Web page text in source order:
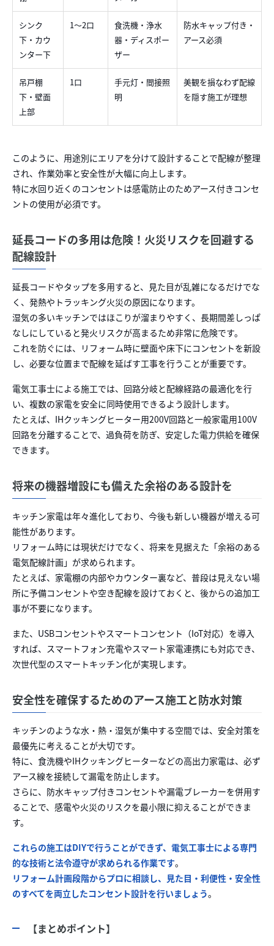
シンク
下・カウ
ンター下
1〜2口
食洗機・浄水
器・ディスポー
ザー
防水キャップ付き・
アース必須
吊戸棚
下・壁面
上部
1口
手元灯・間接照
明
美観を損なわず配線
を隠す施工が理想
このように、用途別にエリアを分けて設計することで配線が整理
され、作業効率と安全性が大幅に向上します。
特に水回り近くのコンセントは感電防止のためアース付きコンセ
ントの使用が必須です。
延長コードの多用は危険！火災リスクを回避する
配線設計
延長コードやタップを多用すると、見た目が乱雑になるだけでな
く、発熱やトラッキング火災の原因になります。
湿気の多いキッチンではほこりが溜まりやすく、長期間差しっぱ
なしにしていると発火リスクが高まるため非常に危険です。
これを防ぐには、リフォーム時に壁面や床下にコンセントを新設
し、必要な位置まで配線を延ばす工事を行うことが重要です。
電気工事士による施工では、回路分岐と配線経路の最適化を行
い、複数の家電を安全に同時使用できるよう設計します。
たとえば、IHクッキングヒーター用200V回路と一般家電用100V
回路を分離することで、過負荷を防ぎ、安定した電力供給を確保
できます。
将来の機器増設にも備えた余裕のある設計を
キッチン家電は年々進化しており、今後も新しい機器が増える可
能性があります。
リフォーム時には現状だけでなく、将来を見据えた「余裕のある
電気配線計画」が求められます。
たとえば、家電棚の内部やカウンター裏など、普段は見えない場
所に予備コンセントや空き配線を設けておくと、後からの追加工
事が不要になります。
また、USBコンセントやスマートコンセント（IoT対応）を導入
すれば、スマートフォン充電やスマート家電連携にも対応でき、
次世代型のスマートキッチン化が実現します。
安全性を確保するためのアース施工と防水対策
キッチンのような水・熱・湿気が集中する空間では、安全対策を
最優先に考えることが大切です。
特に、食洗機やIHクッキングヒーターなどの高出力家電は、必ず
アース線を接続して漏電を防止します。
さらに、防水キャップ付きコンセントや漏電ブレーカーを併用す
ることで、感電や火災のリスクを最小限に抑えることができま
す。
これらの施工はDIYで行うことができず、電気工事士による専門
的な技術と法令遵守が求められる作業です。
リフォーム計画段階からプロに相談し、見た目・利便性・安全性
のすべてを両立したコンセント設計を行いましょう。
【まとめポイント】